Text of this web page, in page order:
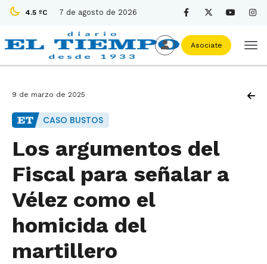
4.5 ºC 7 de agosto de 2026
Asociate
9 de marzo de 2025
CASO BUSTOS
Los argumentos del
Fiscal para señalar a
Vélez como el
homicida del
martillero